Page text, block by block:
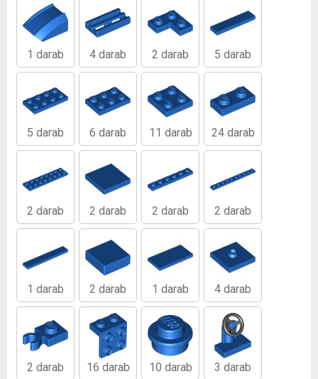
1 darab 4 darab 2 darab 5 darab
5 darab 6 darab 11 darab 24 darab
2 darab 2 darab 2 darab 2 darab
1 darab 2 darab 1 darab 4 darab
2 darab 16 darab 10 darab 3 darab